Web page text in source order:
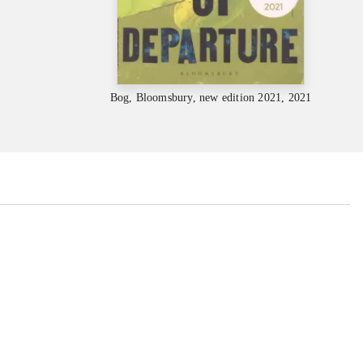
Bog, Bloomsbury, new edition 2021, 2021